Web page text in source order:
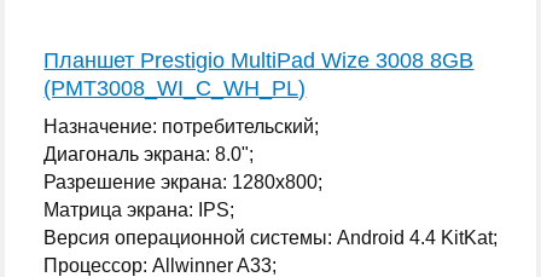
Планшет Prestigio MultiPad Wize 3008 8GB
(PMT3008_WI_C_WH_PL)
Назначение: потребительский;
Диагональ экрана: 8.0";
Разрешение экрана: 1280x800;
Матрица экрана: IPS;
Версия операционной системы: Android 4.4 KitKat;
Процессор: Allwinner A33;